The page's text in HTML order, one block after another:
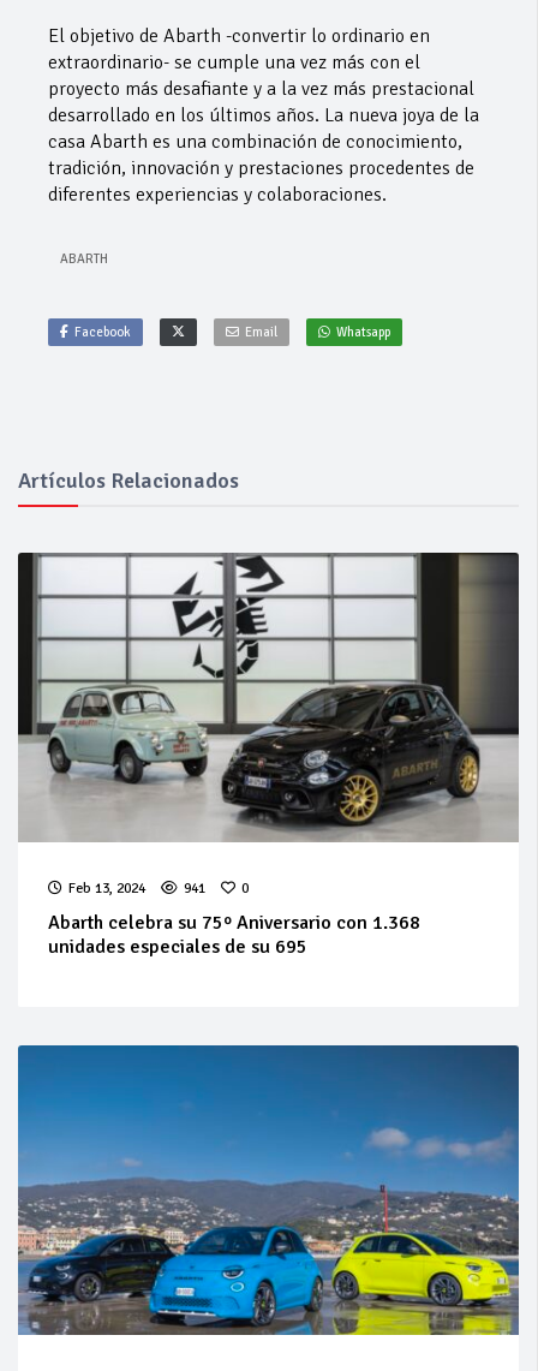
El objetivo de Abarth -convertir lo ordinario en
extraordinario- se cumple una vez más con el
proyecto más desafiante y a la vez más prestacional
desarrollado en los últimos años. La nueva joya de la
casa Abarth es una combinación de conocimiento,
tradición, innovación y prestaciones procedentes de
diferentes experiencias y colaboraciones.
ABARTH
Facebook Email Whatsapp
Artículos Relacionados
Feb 13, 2024 941 0
Abarth celebra su 75º Aniversario con 1.368
unidades especiales de su 695